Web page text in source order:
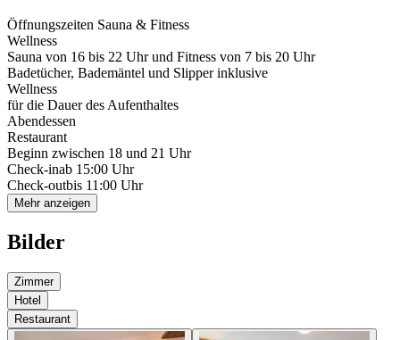
Öffnungszeiten Sauna & Fitness
Wellness
Sauna von 16 bis 22 Uhr und Fitness von 7 bis 20 Uhr
Badetücher, Bademäntel und Slipper inklusive
Wellness
für die Dauer des Aufenthaltes
Abendessen
Restaurant
Beginn zwischen 18 und 21 Uhr
Check-inab 15:00 Uhr
Check-outbis 11:00 Uhr
Mehr anzeigen
Bilder
Zimmer
Hotel
Restaurant